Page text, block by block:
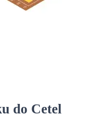
do Cetel